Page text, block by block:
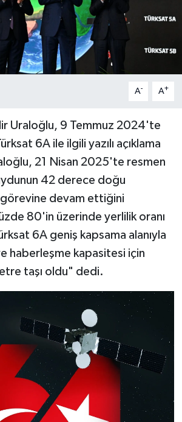
A- A+
Uraloğlu, 9 Temmuz 2024'te
6A ile ilgili yazılı açıklama
21 Nisan 2025'te resmen
42 derece doğu
devam ettiğini
80'in üzerinde yerlilik oranı
6A geniş kapsama alanıyla
haberleşme kapasitesi için
taşı oldu" dedi.